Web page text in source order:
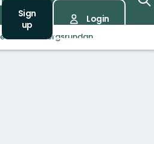
Sign
up
Login
Tunabergsrundan